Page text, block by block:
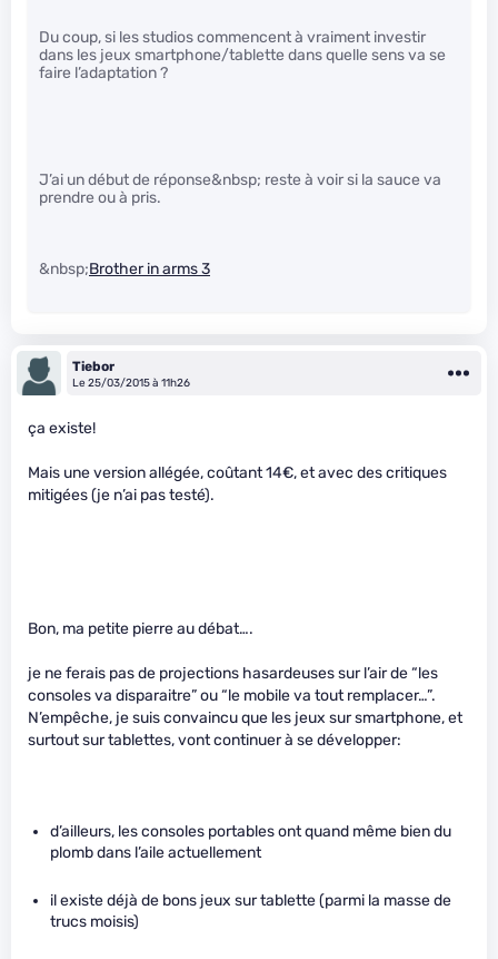
Du coup, si les studios commencent à vraiment investir
dans les jeux smartphone/tablette dans quelle sens va se
faire l’adaptation ?
J’ai un début de réponse&nbsp; reste à voir si la sauce va
prendre ou à pris.
&nbsp;Brother in arms 3
Tiebor
Le 25/03/2015 à 11h26
ça existe!
Mais une version allégée, coûtant 14€, et avec des critiques
mitigées (je n’ai pas testé).
Bon, ma petite pierre au débat….
je ne ferais pas de projections hasardeuses sur l’air de “les
consoles va disparaitre” ou “le mobile va tout remplacer…”.
N’empêche, je suis convaincu que les jeux sur smartphone, et
surtout sur tablettes, vont continuer à se développer:
d’ailleurs, les consoles portables ont quand même bien du
plomb dans l’aile actuellement
il existe déjà de bons jeux sur tablette (parmi la masse de
trucs moisis)